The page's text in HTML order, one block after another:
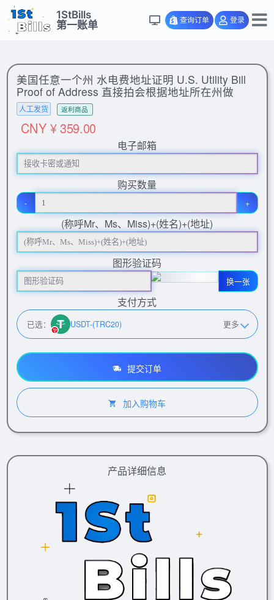
1StBills
第一账单
查询订单 登录
美国任意一个州 水电费地址证明 U.S. Utility Bill
Proof of Address 直接拍会根据地址所在州做
人工发货 返利商品
CNY ¥ 359.00
电子邮箱
购买数量
- +
(称呼Mr、Ms、Miss)+(姓名)+(地址)
图形验证码
换一张
支付方式
已选： USDT-(TRC20) 更多
提交订单
加入购物车
产品详细信息